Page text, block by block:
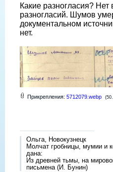
Какие разногласия? Нет
разногласий. Шумов
документальном
нет.
Прикрепления: 5712079.webp
Ольга, Новокузнецк
Молчат гробницы, мумии и
дана:
Из древней тьмы, на
письмена (И. Бунин)